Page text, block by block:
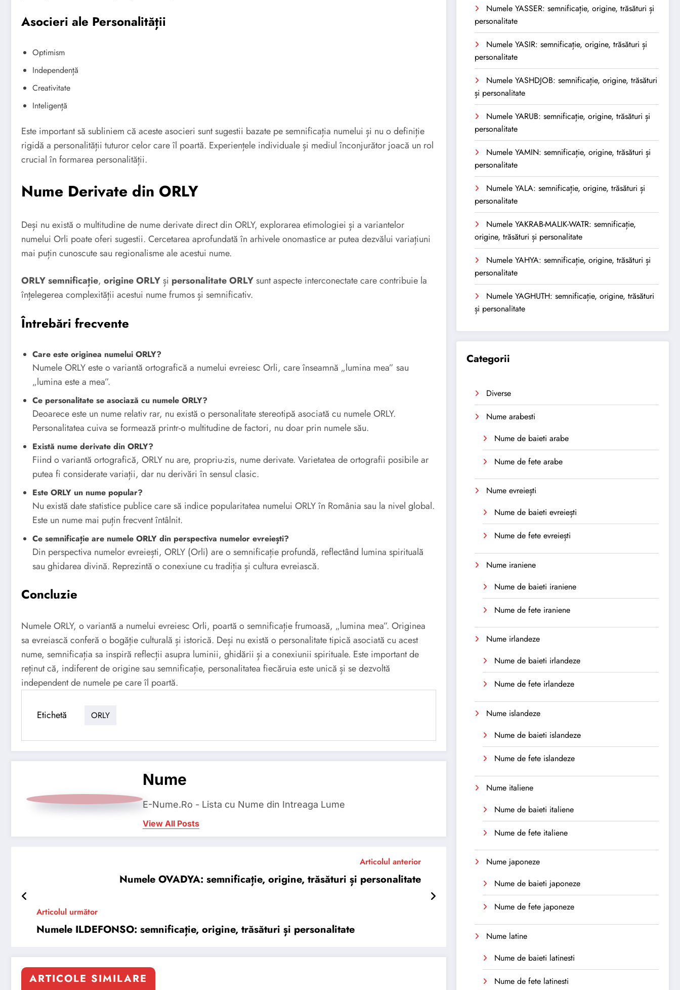
Asocieri ale Personalității
Optimism
Independență
Creativitate
Inteligență
Este important să subliniem că aceste asocieri sunt sugestii bazate pe semnificația numelui și nu o definiție
rigidă a personalității tuturor celor care îl poartă. Experiențele individuale și mediul înconjurător joacă un rol
crucial în formarea personalității.
Nume Derivate din ORLY
Deși nu există o multitudine de nume derivate direct din ORLY, explorarea etimologiei și a variantelor
numelui Orli poate oferi sugestii. Cercetarea aprofundată în arhivele onomastice ar putea dezvălui variațiuni
mai puțin cunoscute sau regionalisme ale acestui nume.
ORLY semnificație, origine ORLYși personalitate ORLYsunt aspecte interconectate care contribuie la
înțelegerea complexității acestui nume frumos și semnificativ.
Întrebări frecvente
Care este originea numelui ORLY?
Numele ORLY este o variantă ortografică a numelui evreiesc Orli, care înseamnă „lumina mea” sau
„lumina este a mea”.
Ce personalitate se asociază cu numele ORLY?
Deoarece este un nume relativ rar, nu există o personalitate stereotipă asociată cu numele ORLY.
Personalitatea cuiva se formează printr-o multitudine de factori, nu doar prin numele său.
Există nume derivate din ORLY?
Fiind o variantă ortografică, ORLY nu are, propriu-zis, nume derivate. Varietatea de ortografii posibile ar
putea fi considerate variații, dar nu derivări în sensul clasic.
Este ORLY un nume popular?
Nu există date statistice publice care să indice popularitatea numelui ORLY în România sau la nivel global.
Este un nume mai puțin frecvent întâlnit.
Ce semnificație are numele ORLY din perspectiva numelor evreiești?
Din perspectiva numelor evreiești, ORLY (Orli) are o semnificație profundă, reflectând lumina spirituală
sau ghidarea divină. Reprezintă o conexiune cu tradiția și cultura evreiască.
Concluzie
Numele ORLY, o variantă a numelui evreiesc Orli, poartă o semnificație frumoasă, „lumina mea”. Originea
sa evreiască conferă o bogăție culturală și istorică. Deși nu există o personalitate tipică asociată cu acest
nume, semnificația sa inspiră reflecții asupra luminii, ghidării și a conexiunii spirituale. Este important de
reținut că, indiferent de origine sau semnificație, personalitatea fiecăruia este unică și se dezvoltă
independent de numele pe care îl poartă.
Etichetă ORLY
Nume
E-Nume.Ro - Lista cu Nume din Intreaga Lume
View All Posts
Articolul anterior
Numele OVADYA: semnificație, origine, trăsături și personalitate
Articolul următor
Numele ILDEFONSO: semnificație, origine, trăsături și personalitate
ARTICOLE SIMILARE
Numele YASSER: semnificație, origine, trăsături și
personalitate
Numele YASIR: semnificație, origine, trăsături și
personalitate
Numele YASHDJOB: semnificație, origine, trăsături
și personalitate
Numele YARUB: semnificație, origine, trăsături și
personalitate
Numele YAMIN: semnificație, origine, trăsături și
personalitate
Numele YALA: semnificație, origine, trăsături și
personalitate
Numele YAKRAB-MALIK-WATR: semnificație,
origine, trăsături și personalitate
Numele YAHYA: semnificație, origine, trăsături și
personalitate
Numele YAGHUTH: semnificație, origine, trăsături
și personalitate
Categorii
Diverse
Nume arabesti
Nume de baieti arabe
Nume de fete arabe
Nume evreiești
Nume de baieti evreiești
Nume de fete evreiești
Nume iraniene
Nume de baieti iraniene
Nume de fete iraniene
Nume irlandeze
Nume de baieti irlandeze
Nume de fete irlandeze
Nume islandeze
Nume de baieti islandeze
Nume de fete islandeze
Nume italiene
Nume de baieti italiene
Nume de fete italiene
Nume japoneze
Nume de baieti japoneze
Nume de fete japoneze
Nume latine
Nume de baieti latinesti
Nume de fete latinesti